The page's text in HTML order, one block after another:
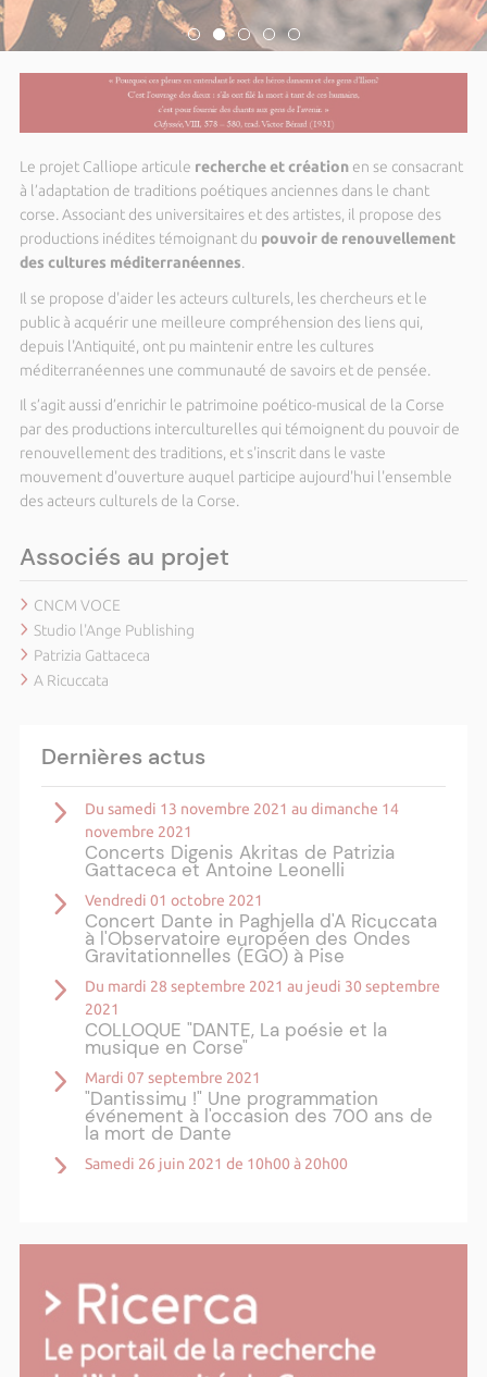
Le projet Calliope articule recherche et créationen se consacrant
à l’adaptation de traditions poétiques anciennes dans le chant
corse. Associant des universitaires et des artistes, il propose des
productions inédites témoignant du pouvoir de renouvellement
des cultures méditerranéennes.
Il se propose d'aider les acteurs culturels, les chercheurs et le
public à acquérir une meilleure compréhension des liens qui,
depuis l'Antiquité, ont pu maintenir entre les cultures
méditerranéennes une communauté de savoirs et de pensée.
Il s’agit aussi d’enrichir le patrimoine poético-musical de la Corse
par des productions interculturelles qui témoignent du pouvoir de
renouvellement des traditions, et s'inscrit dans le vaste
mouvement d'ouverture auquel participe aujourd'hui l'ensemble
des acteurs culturels de la Corse.
Associés au projet
CNCM VOCE
Studio l'Ange Publishing
Patrizia Gattaceca
A Ricuccata
Dernières actus
Du samedi 13 novembre 2021 au dimanche 14
novembre 2021
Concerts Digenis Akritas de Patrizia
Gattaceca et Antoine Leonelli
Vendredi 01 octobre 2021
Concert Dante in Paghjella d'A Ricuccata
à l'Observatoire européen des Ondes
Gravitationnelles (EGO) à Pise
Du mardi 28 septembre 2021 au jeudi 30 septembre
2021
COLLOQUE "DANTE, La poésie et la
musique en Corse"
Mardi 07 septembre 2021
"Dantissimu !" Une programmation
événement à l'occasion des 700 ans de
la mort de Dante
Samedi 26 juin 2021 de 10h00 à 20h00